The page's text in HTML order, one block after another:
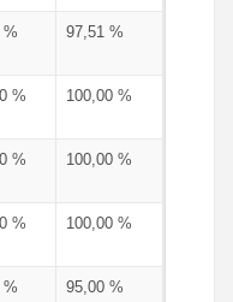
% 97,51 %
% 100,00 %
% 100,00 %
% 100,00 %
% 95,00 %